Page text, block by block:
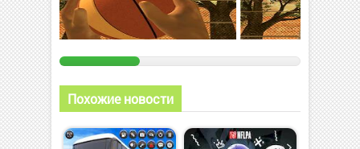
Похожие новости